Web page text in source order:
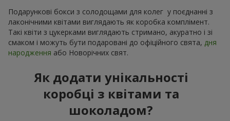
Подарункові бокси з солодощами для колег у поєднанні з
лаконічними квітами виглядають як коробка комплімент.
Такі квіти з цукерками виглядають стримано, акуратно і зі
смаком і можуть бути подаровані до офіційного свята, дня
народження або Новорічних свят.
Як додати унікальності
коробці з квітами та
шоколадом?